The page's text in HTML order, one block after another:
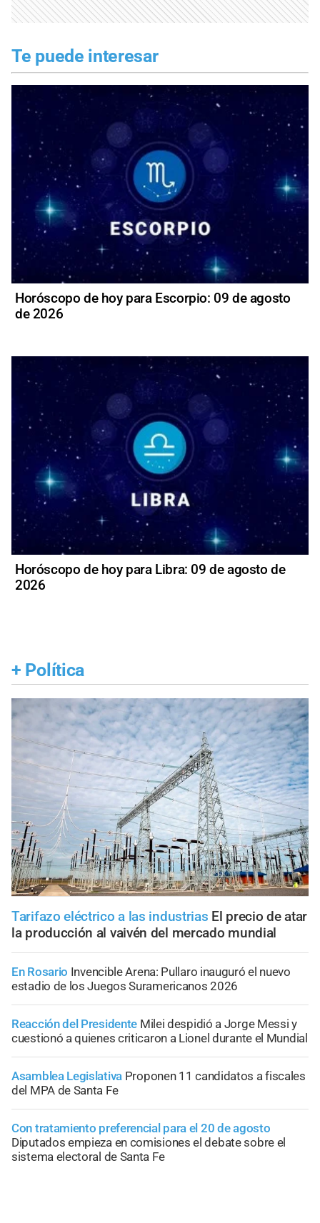
Te puede interesar
Horóscopo de hoy para Escorpio: 09 de agosto
de 2026
Horóscopo de hoy para Libra: 09 de agosto de
2026
+ Política
Tarifazo eléctrico a las industrias El precio de atar
la producción al vaivén del mercado mundial
En Rosario Invencible Arena: Pullaro inauguró el nuevo
estadio de los Juegos Suramericanos 2026
Reacción del Presidente Milei despidió a Jorge Messi y
cuestionó a quienes criticaron a Lionel durante el Mundial
Asamblea Legislativa Proponen 11 candidatos a fiscales
del MPA de Santa Fe
Con tratamiento preferencial para el 20 de agosto
Diputados empieza en comisiones el debate sobre el
sistema electoral de Santa Fe